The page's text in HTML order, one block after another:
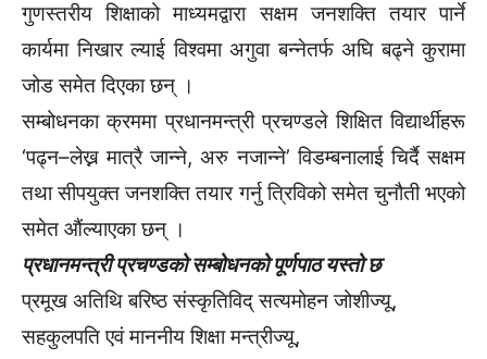
गुणस्तरीय शिक्षाको माध्यमद्वारा सक्षम जनशक्ति तयार पार्ने
कार्यमा निखार ल्याई विश्वमा अगुवा बन्नेतर्फ अघि बढ्ने कुरामा
जोड समेत दिएका छन् ।
सम्बोधनका क्रममा प्रधानमन्त्री प्रचण्डले शिक्षित विद्यार्थीहरू
‘पढ्न–लेख्न मात्रै जान्ने, अरु नजान्ने’ विडम्बनालाई चिर्दै सक्षम
तथा सीपयुक्त जनशक्ति तयार गर्नु त्रिविको समेत चुनौती भएको
समेत औंल्याएका छन् ।
प्रधानमन्त्री प्रचण्डको सम्बोधनको पूर्णपाठ यस्तो छ
प्रमूख अतिथि बरिष्ठ संस्कृतिविद् सत्यमोहन जोशीज्यू,
सहकुलपति एवं माननीय शिक्षा मन्त्रीज्यू,